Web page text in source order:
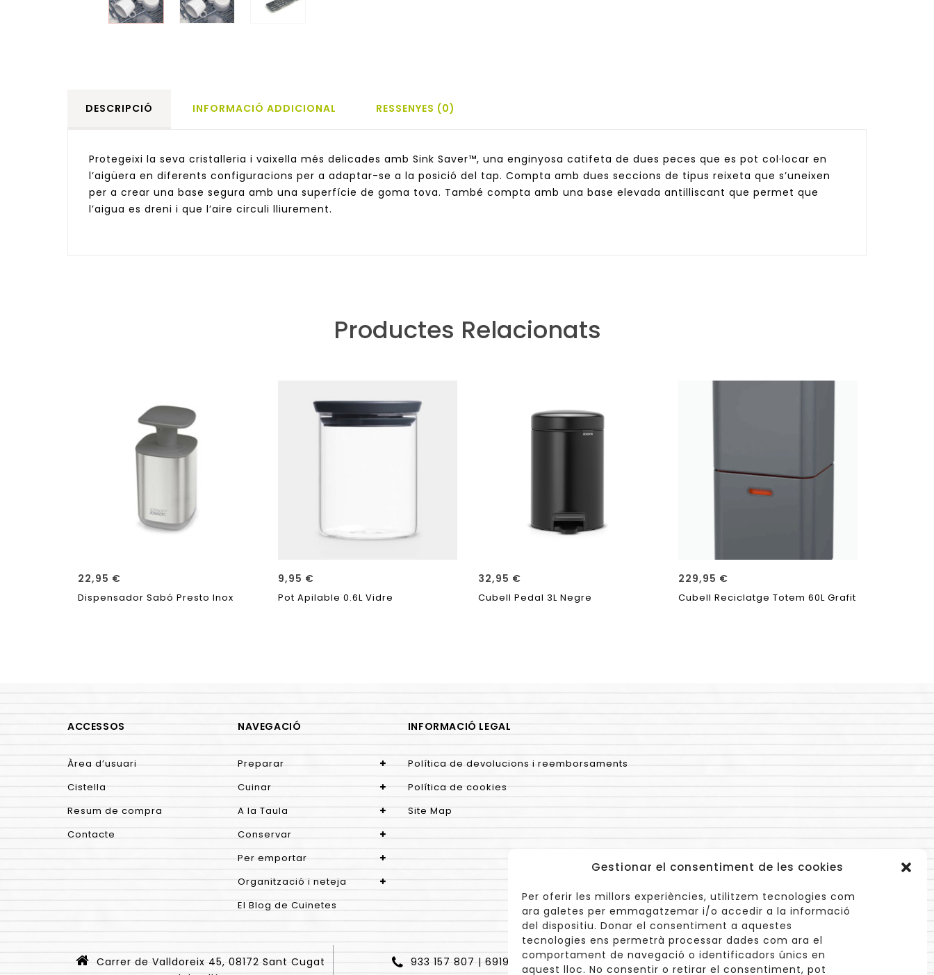
Gestionar el consentiment de les cookies
Per oferir les millors experiències, utilitzem tecnologies com
ara galetes per emmagatzemar i/o accedir a la informació
del dispositiu. Donar el consentiment a aquestes
tecnologies ens permetrà processar dades com ara el
comportament de navegació o identificadors únics en
aquest lloc. No consentir o retirar el consentiment, pot
DESCRIPCIÓ INFORMACIÓ ADDICIONAL RESSENYES (0)
Protegeixi la seva cristalleria i vaixella més delicades amb Sink Saver™, una enginyosa catifeta de dues peces que es pot col·locar en
l’aigüera en diferents configuracions per a adaptar-se a la posició del tap. Compta amb dues seccions de tipus reixeta que s’uneixen
per a crear una base segura amb una superfície de goma tova. També compta amb una base elevada antilliscant que permet que
l’aigua es dreni i que l’aire circuli lliurement.
Productes Relacionats
22,95 €
Dispensador Sabó Presto Inox
9,95 €
Pot Apilable 0.6L Vidre
32,95 €
Cubell Pedal 3L Negre
229,95 €
Cubell Reciclatge Totem 60L Grafit
ACCESSOS
Àrea d’usuari
Cistella
Resum de compra
Contacte
NAVEGACIÓ
Preparar
Cuinar
A la Taula
Conservar
Per emportar
Organització i neteja
El Blog de Cuinetes
INFORMACIÓ LEGAL
Política de devolucions i reemborsaments
Política de cookies
Site Map
Carrer de Valldoreix 45, 08172 Sant Cugat
933 157 807 | 691967537 info@cuinetes.shop